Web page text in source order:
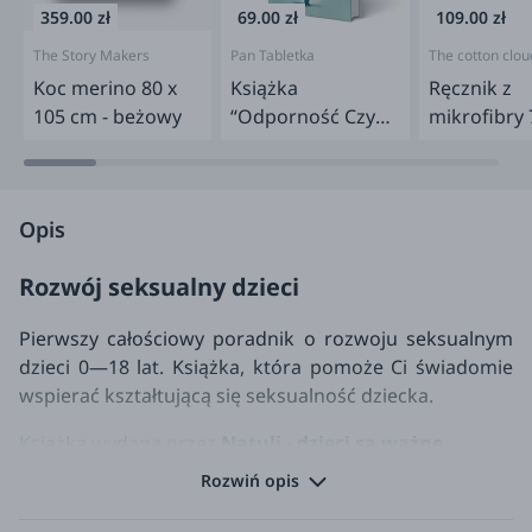
359.00 zł
The Story Makers
Koc merino 80 x
105 cm - beżowy
69.00 zł
Pan Tabletka
Książka
“Odporność Czy
109.00 zł
The cotton
Ręcznik z
mikrofibry
Opis
Rozwój seksualny dzieci
Pierwszy całościowy poradnik o rozwoju seksualnym
dzieci 0—18 lat. Książka, która pomoże Ci świadomie
wspierać kształtującą się seksualność dziecka.
Nie potrafimy rozmawiać o seksualności z naszym
Rozwiń opis